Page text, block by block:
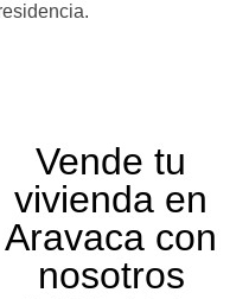
Vende tu
vivienda en
Aravaca con
nosotros